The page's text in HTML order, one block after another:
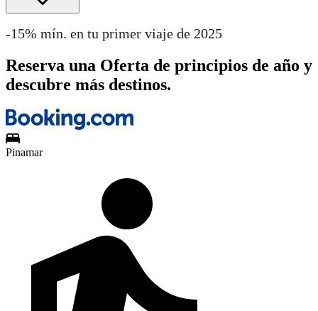
-15% mín. en tu primer viaje de 2025
Reserva una Oferta de principios de año y
descubre más destinos.
Pinamar